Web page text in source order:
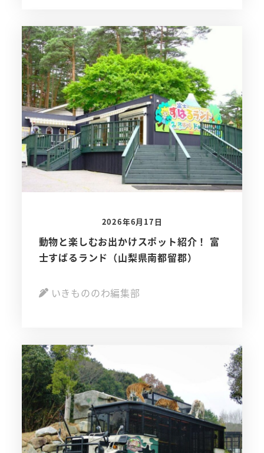
2026年6月17日
動物と楽しむお出かけスポット紹介！ 富
士すばるランド（山梨県南都留郡）
いきもののわ編集部